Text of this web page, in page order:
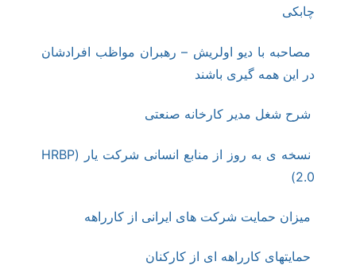
چابکی
مصاحبه با دیو اولریش – رهبران مواظب افرادشان
در این همه گیری باشند
شرح شغل مدیر کارخانه صنعتی
نسخه ی به روز از منابع انسانی شرکت یار (HRBP
2.0)
میزان حمایت شرکت های ایرانی از کارراهه
حمایتهای کارراهه ای از کارکنان